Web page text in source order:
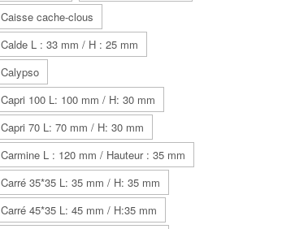
Caisse cache-clous
Calde L : 33 mm / H : 25 mm
Calypso
Capri 100 L: 100 mm / H: 30 mm
Capri 70 L: 70 mm / H: 30 mm
Carmine L : 120 mm / Hauteur : 35 mm
Carré 35*35 L: 35 mm / H: 35 mm
Carré 45*35 L: 45 mm / H:35 mm